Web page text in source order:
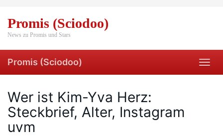
main
content
Promis (Sciodoo)
News zu Promis und Stars
Promis (Sciodoo)
Wer ist Kim-Yva Herz:
Steckbrief, Alter, Instagram
uvm